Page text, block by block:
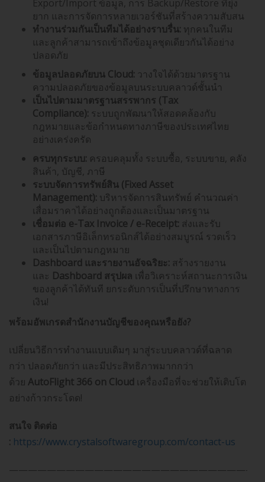
Export/Import ข้อมูล, การ Backup/Restore ที่ยุ่ง
ยาก และการจัดการหลายเวอร์ชันที่สร้างความสับสน
ทำงานร่วมกันเป็นทีมได้อย่างราบรื่น: ทุกคนในทีม
และลูกค้าสามารถเข้าถึงข้อมูลชุดเดียวกันได้อย่าง
ปลอดภัย
ข้อมูลปลอดภัยบน Cloud: วางใจได้ด้วยมาตรฐาน
ความปลอดภัยของข้อมูลบนระบบคลาวด์ชั้นนำ
เป็นไปตามมาตรฐานสรรพากร (Tax
Compliance): ระบบถูกพัฒนาให้สอดคล้องกับ
กฎหมายและข้อกำหนดทางภาษีของประเทศไทย
อย่างเคร่งครัด
ครบทุกระบบ: ครอบคลุมทั้ง ระบบซื้อ, ระบบขาย, คลัง
สินค้า, บัญชี, ภาษี
ระบบจัดการทรัพย์สิน (Fixed Asset
Management): บริหารจัดการสินทรัพย์ คำนวณค่า
เสื่อมราคาได้อย่างถูกต้องและเป็นมาตรฐาน
เชื่อมต่อ e-Tax Invoice / e-Receipt: ส่งและรับ
เอกสารภาษีอิเล็กทรอนิกส์ได้อย่างสมบูรณ์ รวดเร็ว
และเป็นไปตามกฎหมาย
Dashboard และรายงานอัจฉริยะ: สร้างรายงาน
และ Dashboard สรุปผล เพื่อวิเคราะห์สถานะการเงิน
ของลูกค้าได้ทันที ยกระดับการเป็นที่ปรึกษาทางการ
เงิน!
พร้อมอัพเกรดสำนักงานบัญชีของคุณหรือยัง?
เปลี่ยนวิธีการทำงานแบบเดิมๆ มาสู่ระบบคลาวด์ที่ฉลาด
กว่า ปลอดภัยกว่า และมีประสิทธิภาพมากกว่า
ด้วย AutoFlight 366 on Cloud เครื่องมือที่จะช่วยให้เติบโต
อย่างก้าวกระโดด!
สนใจ ติดต่อ
: https://www.crystalsoftwaregroup.com/contact-us